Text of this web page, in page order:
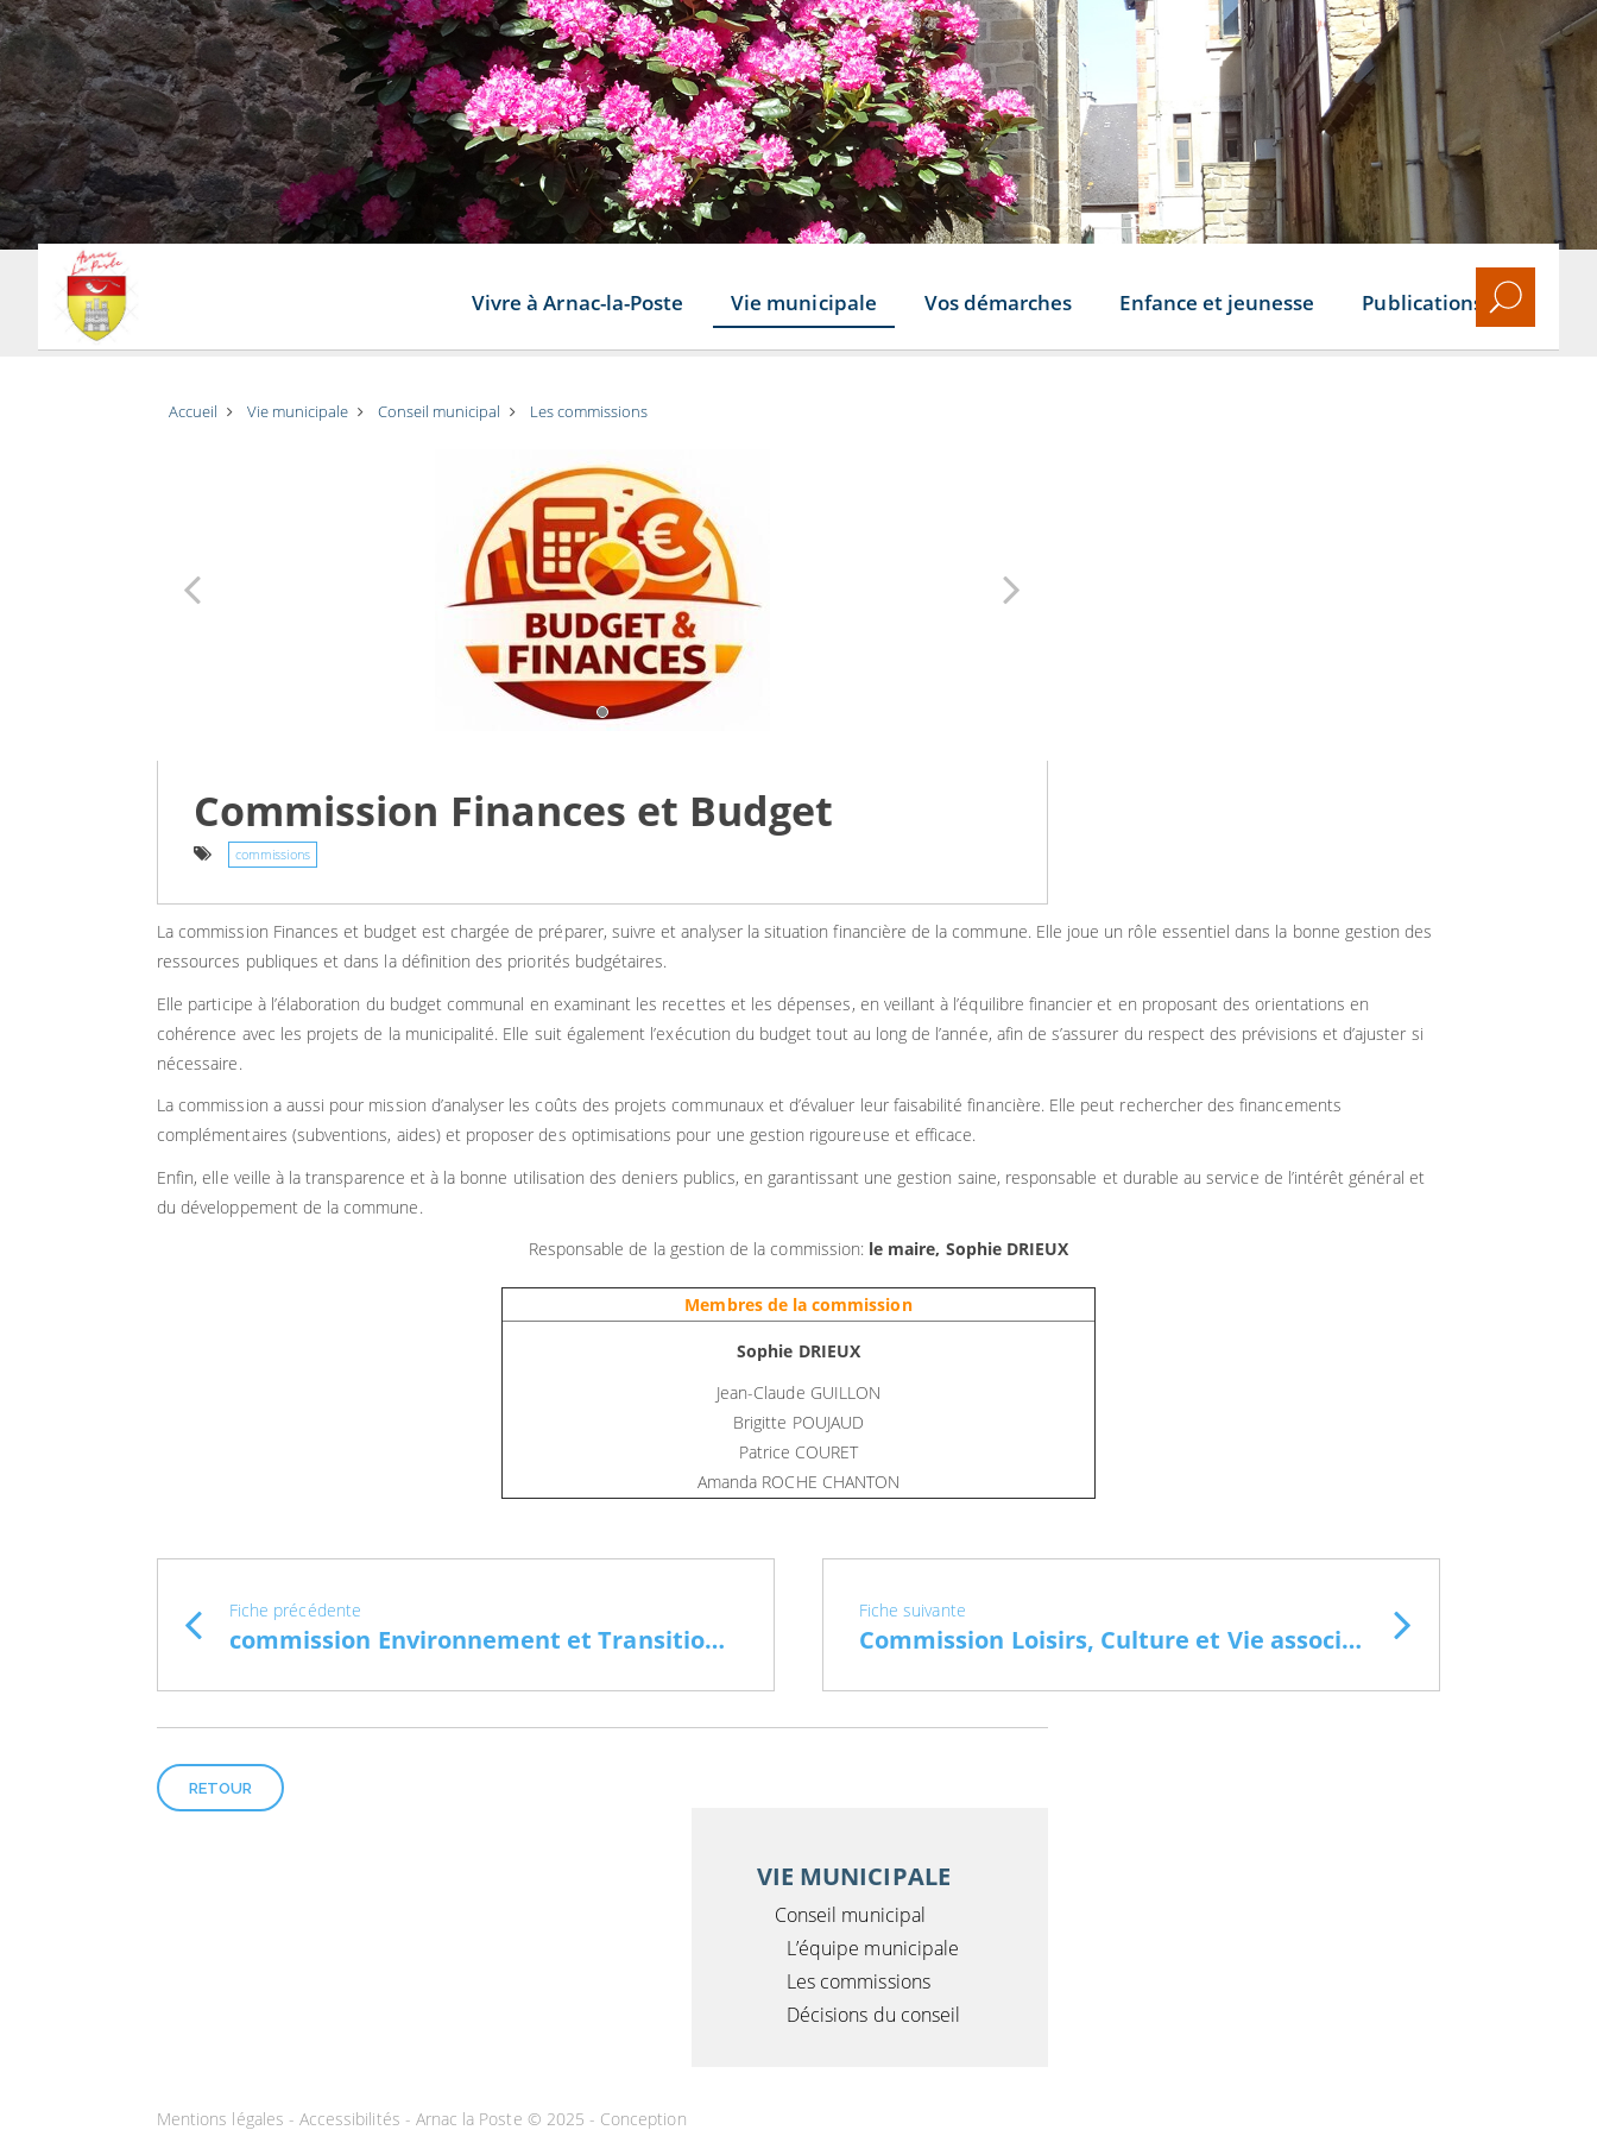
Vivre à Arnac-la-Poste Vie municipale Vos démarches Enfance et jeunesse Publications
Accueil Vie municipale Conseil municipal Les commissions
Commission Finances et Budget
commissions
La commission Finances et budget est chargée de préparer, suivre et analyser la situation financière de la commune. Elle joue un rôle essentiel dans la bonne gestion des
ressources publiques et dans la définition des priorités budgétaires.
Elle participe à l’élaboration du budget communal en examinant les recettes et les dépenses, en veillant à l’équilibre financier et en proposant des orientations en
cohérence avec les projets de la municipalité. Elle suit également l’exécution du budget tout au long de l’année, afin de s’assurer du respect des prévisions et d’ajuster si
nécessaire.
La commission a aussi pour mission d’analyser les coûts des projets communaux et d’évaluer leur faisabilité financière. Elle peut rechercher des financements
complémentaires (subventions, aides) et proposer des optimisations pour une gestion rigoureuse et efficace.
Enfin, elle veille à la transparence et à la bonne utilisation des deniers publics, en garantissant une gestion saine, responsable et durable au service de l’intérêt général et
du développement de la commune.
Responsable de la gestion de la commission: le maire, Sophie DRIEUX
Membres de la commission
Sophie DRIEUX
Jean-Claude GUILLON
Brigitte POUJAUD
Patrice COURET
Amanda ROCHE CHANTON
Fiche précédente
commission Environnement et Transition énergétique
Fiche suivante
Commission Loisirs, Culture et Vie associative
RETOUR
VIE MUNICIPALE
Conseil municipal
L’équipe municipale
Les commissions
Décisions du conseil
Mentions légales - Accessibilités - Arnac la Poste © 2025 - Conception